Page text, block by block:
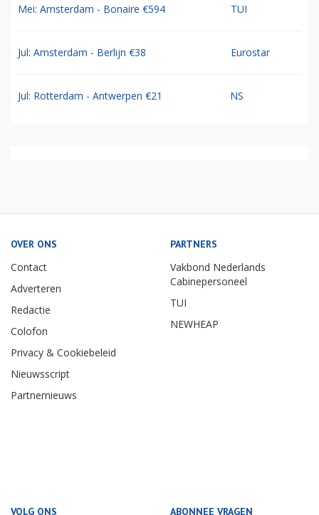
Mei: Amsterdam - Bonaire €594 TUI
Jul: Amsterdam - Berlijn €38 Eurostar
Jul: Rotterdam - Antwerpen €21 NS
OVER ONS
Contact
Adverteren
Redactie
Colofon
Privacy & Cookiebeleid
Nieuwsscript
Partnernieuws
PARTNERS
Vakbond Nederlands
Cabinepersoneel
TUI
NEWHEAP
VOLG ONS ABONNEE VRAGEN